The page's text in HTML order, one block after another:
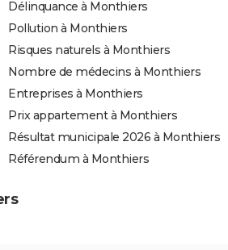
Délinquance à Monthiers
Pollution à Monthiers
Risques naturels à Monthiers
Nombre de médecins à Monthiers
Entreprises à Monthiers
Prix appartement à Monthiers
Résultat municipale 2026 à Monthiers
Référendum à Monthiers